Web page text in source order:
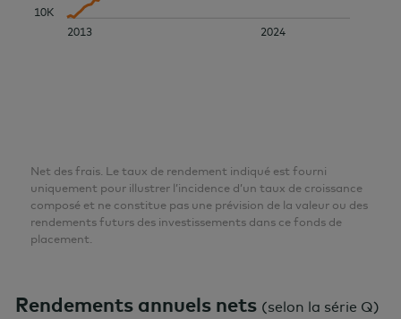
2013 2024
10K
Net des frais. Le taux de rendement indiqué est fourni
uniquement pour illustrer l’incidence d’un taux de croissance
composé et ne constitue pas une prévision de la valeur ou des
rendements futurs des investissements dans ce fonds de
placement.
Rendements annuels nets (selon la série Q)